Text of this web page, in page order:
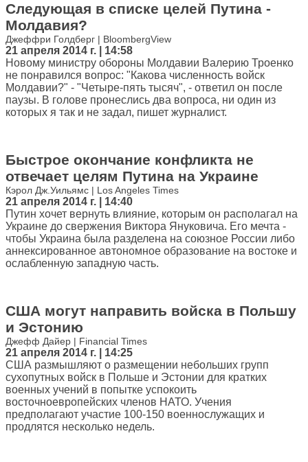
Следующая в списке целей Путина -
Молдавия?
Джеффри Голдберг | BloombergView
21 апреля 2014 г. | 14:58
Новому министру обороны Молдавии Валерию Троенко
не понравился вопрос: "Какова численность войск
Молдавии?" - "Четыре-пять тысяч", - ответил он после
паузы. В голове пронеслись два вопроса, ни один из
которых я так и не задал, пишет журналист.
Быстрое окончание конфликта не
отвечает целям Путина на Украине
Кэрол Дж.Уильямс | Los Angeles Times
21 апреля 2014 г. | 14:40
Путин хочет вернуть влияние, которым он располагал на
Украине до свержения Виктора Януковича. Его мечта -
чтобы Украина была разделена на союзное России либо
аннексированное автономное образование на востоке и
ослабленную западную часть.
США могут направить войска в Польшу
и Эстонию
Джефф Дайер | Financial Times
21 апреля 2014 г. | 14:25
США размышляют о размещении небольших групп
сухопутных войск в Польше и Эстонии для кратких
военных учений в попытке успокоить
восточноевропейских членов НАТО. Учения
предполагают участие 100-150 военнослужащих и
продлятся несколько недель.